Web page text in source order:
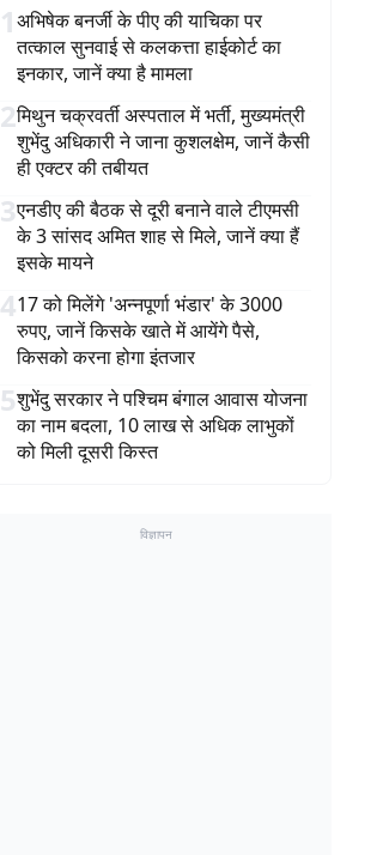
1अभिषेक बनर्जी के पीए की याचिका पर
तत्काल सुनवाई से कलकत्ता हाईकोर्ट का
इनकार, जानें क्या है मामला
2मिथुन चक्रवर्ती अस्पताल में भर्ती, मुख्यमंत्री
शुभेंदु अधिकारी ने जाना कुशलक्षेम, जानें कैसी
ही एक्टर की तबीयत
3एनडीए की बैठक से दूरी बनाने वाले टीएमसी
के 3 सांसद अमित शाह से मिले, जानें क्या हैं
इसके मायने
417 को मिलेंगे 'अन्नपूर्णा भंडार' के 3000
रुपए, जानें किसके खाते में आयेंगे पैसे,
किसको करना होगा इंतजार
5शुभेंदु सरकार ने पश्चिम बंगाल आवास योजना
का नाम बदला, 10 लाख से अधिक लाभुकों
को मिली दूसरी किस्त
विज्ञापन